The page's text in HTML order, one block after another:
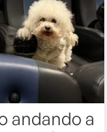
andando a